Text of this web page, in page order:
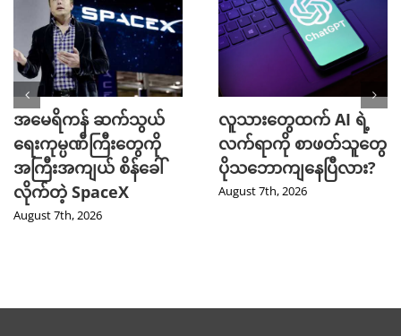
အမေရိကန် ဆက်သွယ်
ရေးကုမ္ပဏီကြီးတွေကို
အကြီးအကျယ် စိန်ခေါ်
လိုက်တဲ့ SpaceX
August 7th, 2026
လူသားတွေထက် AI ရဲ့
လက်ရာကို စာဖတ်သူတွေ
ပိုသဘောကျနေပြီလား?
August 7th, 2026